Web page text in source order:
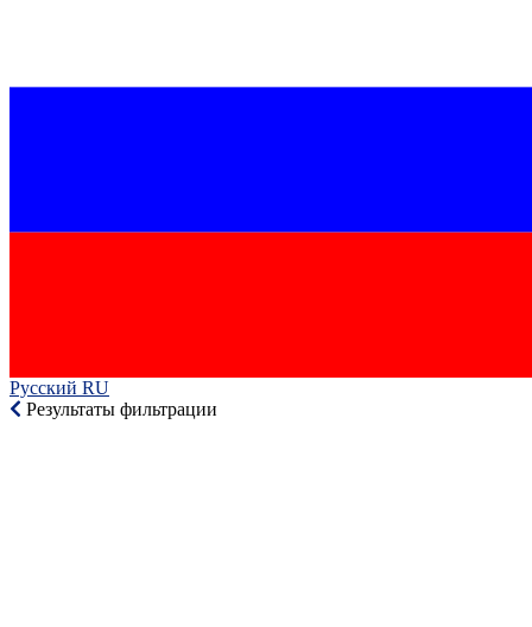
Русский RU‎
Результаты фильтрации